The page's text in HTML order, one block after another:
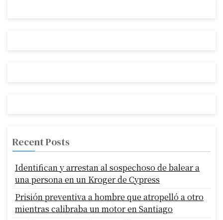
Recent Posts
Identifican y arrestan al sospechoso de balear a
una persona en un Kroger de Cypress
Prisión preventiva a hombre que atropelló a otro
mientras calibraba un motor en Santiago